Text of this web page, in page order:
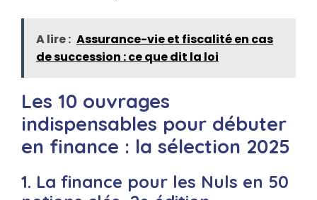
A lire : Assurance-vie et fiscalité en cas
de succession : ce que dit la loi
Les 10 ouvrages
indispensables pour débuter
en finance : la sélection 2025
1. La finance pour les Nuls en 50